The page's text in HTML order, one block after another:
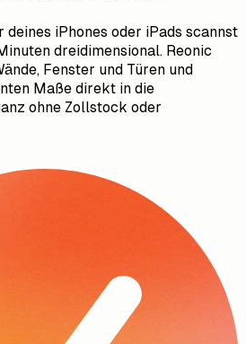
deines iPhones oder iPads scannst
dreidimensional. Reonic
Fenster und Türen und
Maße direkt in die
ohne Zollstock oder